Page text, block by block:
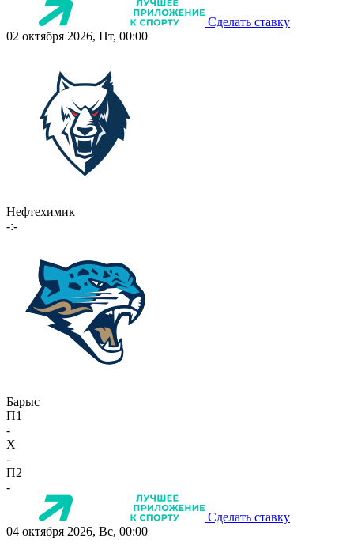
Сделать ставку
02 октября 2026, Пт, 00:00
Нефтехимик
-:-
Барыс
П1
-
X
-
П2
-
Сделать ставку
04 октября 2026, Вс, 00:00